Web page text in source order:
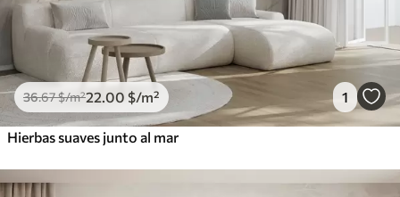
36.67$/m²22 .00 $/m² 1
Hierbas suaves junto al mar